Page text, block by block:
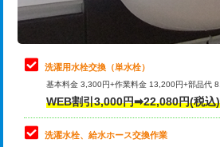
給水管工事※（ライニング鋼管・銅
管・ポリ管・HT管使用/3ｍまで)
給水管工事※（ライニング鋼管・銅
管・ポリ管・HT管使用/3ｍ超え)
排水管工事（土の掘削・埋め戻し作
業）
理・調整・分解・加工など（軽作業）
止水・漏水調査・防水処理・清掃・修
理・調整・分解・加工など（中作業）
止水・漏水調査・防水処理・清掃・修
理・調整・分解・加工など（重作業）
キッチンタンク脱着
洗濯用水栓交換（単水栓）
基本料金 3,300円+作業料金 13,200円+部品代
WEB割引3,000円➡22,080円(税込)
洗濯水栓、給水ホース交換作業